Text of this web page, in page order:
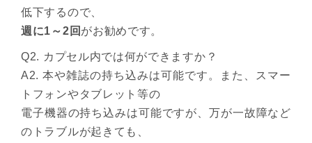
低下するので、
週に1～2回 がお勧めです。
Q2. カプセル内では何ができますか？
A2. 本や雑誌の持ち込みは可能です。また、スマー
トフォンやタブレット等の
電子機器の持ち込みは可能ですが、万が一故障など
のトラブルが起きても、